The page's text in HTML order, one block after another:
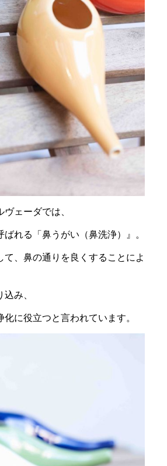
ェーダでは、
ばれる「鼻うがい（鼻洗浄）』。
て、鼻の通りを良くすることによ
み、
に役立つと言われています。